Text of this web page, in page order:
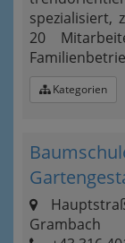
spezialisiert,
20
Kategorien
Grambach